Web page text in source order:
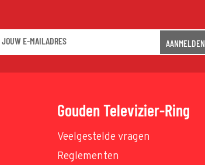
AANMELDEN
Gouden Televizier-Ring
Veelgestelde vragen
Reglementen